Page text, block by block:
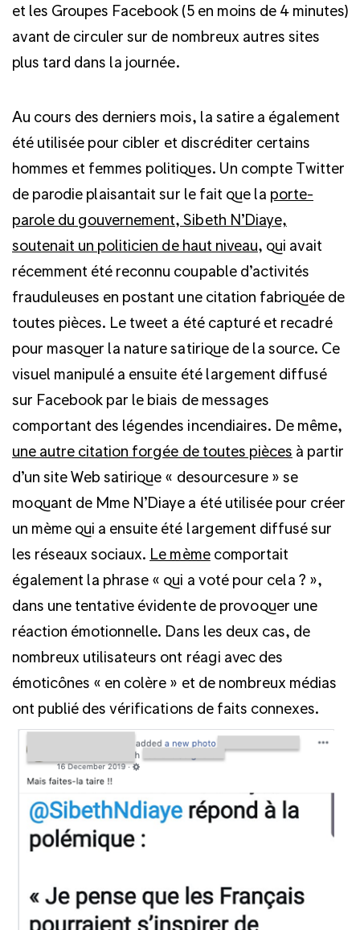
et les Groupes Facebook (5 en moins de 4 minutes)
avant de circuler sur de nombreux autres sites
plus tard dans la journée.
Au cours des derniers mois, la satire a également
été utilisée pour cibler et discréditer certains
hommes et femmes politiques. Un compte Twitter
de parodie plaisantait sur le fait que la porte-
parole du gouvernement, Sibeth N’Diaye,
soutenait un politicien de haut niveau, qui avait
récemment été reconnu coupable d’activités
frauduleuses en postant une citation fabriquée de
toutes pièces. Le tweet a été capturé et recadré
pour masquer la nature satirique de la source. Ce
visuel manipulé a ensuite été largement diffusé
sur Facebook par le biais de messages
comportant des légendes incendiaires. De même,
une autre citation forgée de toutes pièces à partir
d’un site Web satirique « desourcesure » se
moquant de Mme N’Diaye a été utilisée pour créer
un mème qui a ensuite été largement diffusé sur
les réseaux sociaux. Le mèmecomportait
également la phrase « qui a voté pour cela ? »,
dans une tentative évidente de provoquer une
réaction émotionnelle. Dans les deux cas, de
nombreux utilisateurs ont réagi avec des
émoticônes « en colère » et de nombreux médias
ont publié des vérifications de faits connexes.